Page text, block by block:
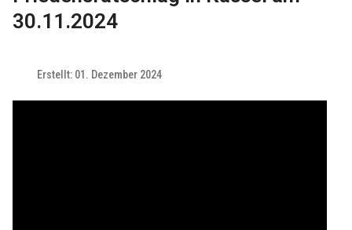
30.11.2024
Erstellt: 01. Dezember 2024